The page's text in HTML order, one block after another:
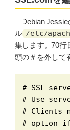
Debian Jessie
ル /etc/
集します。70行
頭の＃を外して
# SSL
# Use
# Clients
# option if